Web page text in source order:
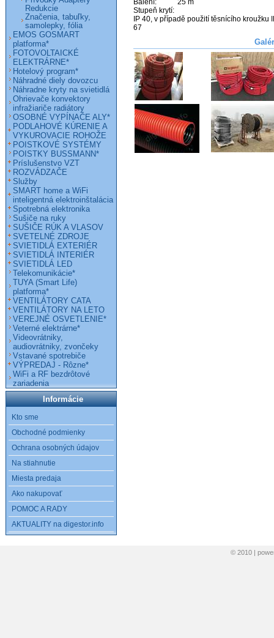
Balení:	 	25 m
Stupeň krytí:
IP 40, v případě použití těsnícího kroužku
Redukcie
Značenia, tabuľky,
samolepky, fólia
EMOS GOSMART
platforma*
FOTOVOLTAICKÉ
ELEKTRÁRNE*
Hotelový program*
Náhradné diely dovozcu
Náhradne kryty na svietidlá
Ohrievače konvektory
infražiariče radiátory
OSOBNÉ VYPÍNAČE ALY*
PODLAHOVÉ KÚRENIE A
VYKUROVACIE ROHOŽE
POISTKOVÉ SYSTÉMY
POISTKY BUSSMANN*
Príslušenstvo VZT
ROZVÁDZAČE
Služby
SMART home a WiFi
inteligentná elektroinštalácia
Spotrebná elektronika
Sušiče na ruky
SUŠIČE RÚK A VLASOV
SVETELNÉ ZDROJE
SVIETIDLÁ EXTERIÉR
SVIETIDLÁ INTERIÉR
SVIETIDLÁ LED
Telekomunikácie*
TUYA (Smart Life)
platforma*
VENTILÁTORY CATA
VENTILÁTORY NA LETO
VEREJNÉ OSVETLENIE*
Veterné elektrárne*
Videovrátniky,
audiovrátniky, zvončeky
Vstavané spotrebiče
VÝPREDAJ - Rôzne*
WiFi a RF bezdrôtové
zariadenia
Informácie
Kto sme
Obchodné podmienky
Ochrana osobných údajov
Na stiahnutie
Miesta predaja
Ako nakupovať
POMOC A RADY
AKTUALITY na digestor.info
© 2010 |